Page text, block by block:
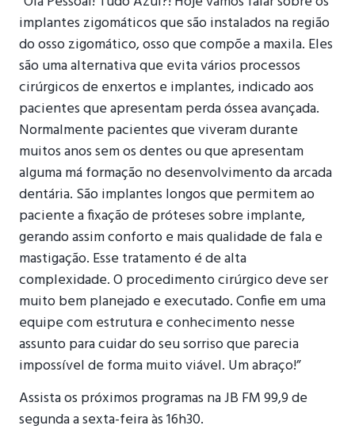
implantes zigomáticos que são instalados na região
do osso zigomático, osso que compõe a maxila. Eles
são uma alternativa que evita vários processos
cirúrgicos de enxertos e implantes, indicado aos
pacientes que apresentam perda óssea avançada.
Normalmente pacientes que viveram durante
muitos anos sem os dentes ou que apresentam
alguma má formação no desenvolvimento da arcada
dentária. São implantes longos que permitem ao
paciente a fixação de próteses sobre implante,
gerando assim conforto e mais qualidade de fala e
mastigação. Esse tratamento é de alta
complexidade. O procedimento cirúrgico deve ser
muito bem planejado e executado. Confie em uma
equipe com estrutura e conhecimento nesse
assunto para cuidar do seu sorriso que parecia
impossível de forma muito viável. Um abraço!”
Assista os próximos programas na JB FM 99,9 de
segunda a sexta-feira às 16h30.